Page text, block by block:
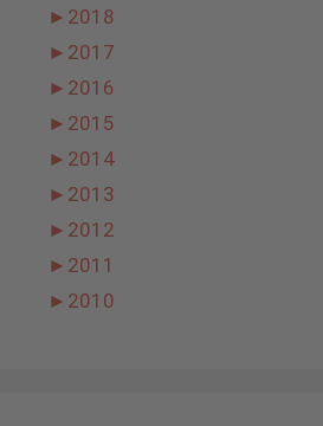
► 2018
► 2017
► 2016
► 2015
► 2014
► 2013
► 2012
► 2011
► 2010